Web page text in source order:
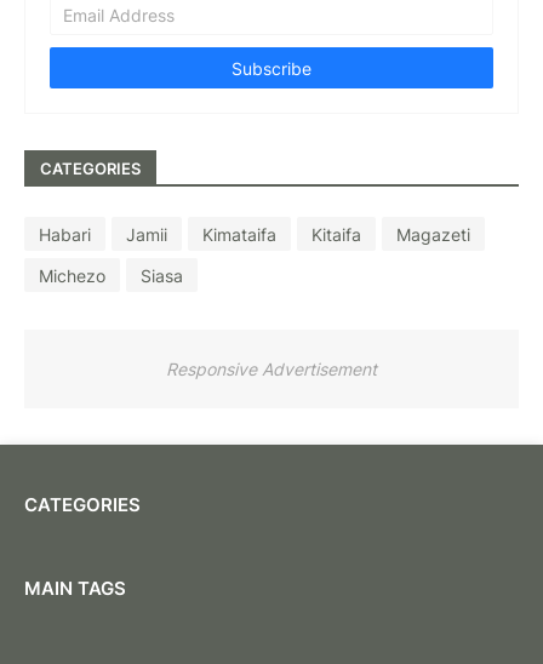
CATEGORIES
Habari Jamii Kimataifa Kitaifa
Magazeti
Michezo
Siasa
Responsive Advertisement
CATEGORIES
MAIN TAGS